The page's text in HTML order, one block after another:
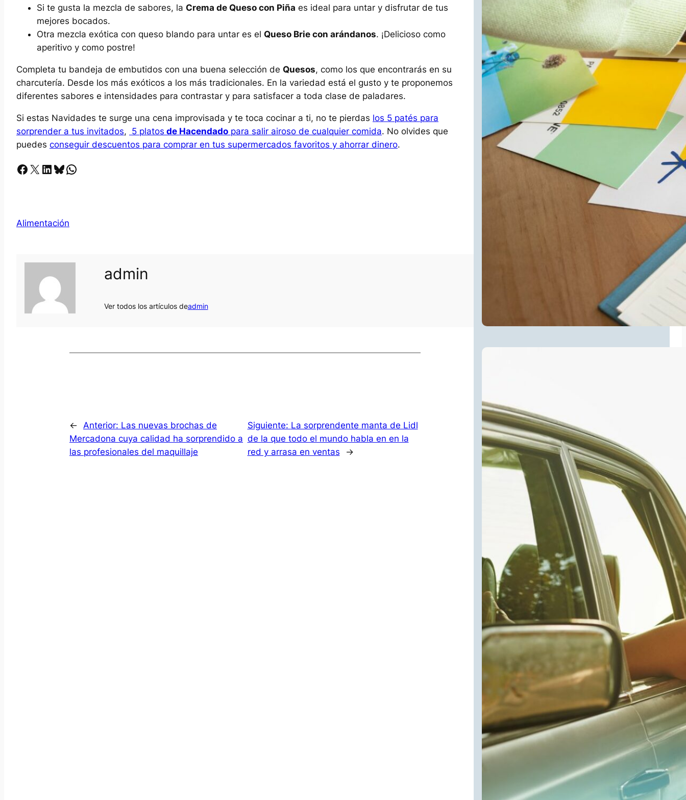
Si te gusta la mezcla de sabores, la Crema de Queso con Piña es ideal para untar y disfrutar de tus
mejores bocados.
Otra mezcla exótica con queso blando para untar es el Queso Brie con arándanos. ¡Delicioso como
aperitivo y como postre!
Completa tu bandeja de embutidos con una buena selección de Quesos, como los que encontrarás en su
charcutería. Desde los más exóticos a los más tradicionales. En la variedad está el gusto y te proponemos
diferentes sabores e intensidades para contrastar y para satisfacer a toda clase de paladares.
Si estas Navidades te surge una cena improvisada y te toca cocinar a ti, no te pierdas los 5 patés para
sorprender a tus invitados, 5 platos de Hacendado para salir airoso de cualquier comida. No olvides que
puedes conseguir descuentos para comprar en tus supermercados favoritos y ahorrar dinero.
Facebook X LinkedIn Bluesky Whatsapp
Alimentación
admin
Ver todos los artículos deadmin
← Anterior: Las nuevas brochas de
Mercadona cuya calidad ha sorprendido a
las profesionales del maquillaje
Siguiente: La sorprendente manta de Lidl
de la que todo el mundo habla en en la
red y arrasa en ventas
→